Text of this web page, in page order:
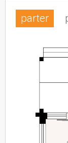
parter